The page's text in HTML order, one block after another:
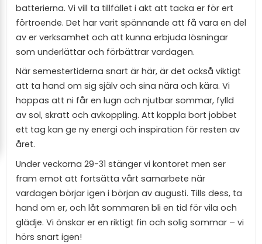
batterierna. Vi vill ta tillfället i akt att tacka er för ert
förtroende. Det har varit spännande att få vara en del
av er verksamhet och att kunna erbjuda lösningar
som underlättar och förbättrar vardagen.
När semestertiderna snart är här, är det också viktigt
att ta hand om sig själv och sina nära och kära. Vi
hoppas att ni får en lugn och njutbar sommar, fylld
av sol, skratt och avkoppling. Att koppla bort jobbet
ett tag kan ge ny energi och inspiration för resten av
året.
Under veckorna 29-31 stänger vi kontoret men ser
fram emot att fortsätta vårt samarbete när
vardagen börjar igen i början av augusti. Tills dess, ta
hand om er, och låt sommaren bli en tid för vila och
glädje. Vi önskar er en riktigt fin och solig sommar – vi
hörs snart igen!